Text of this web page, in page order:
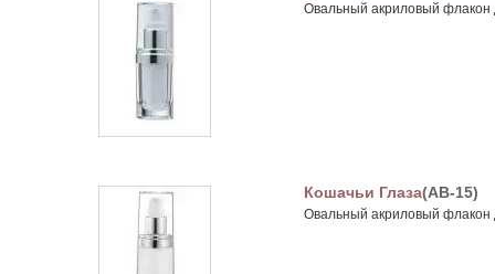
Овальный акриловый флакон
Кошачьи Глаза(AB-15)
Овальный акриловый флакон